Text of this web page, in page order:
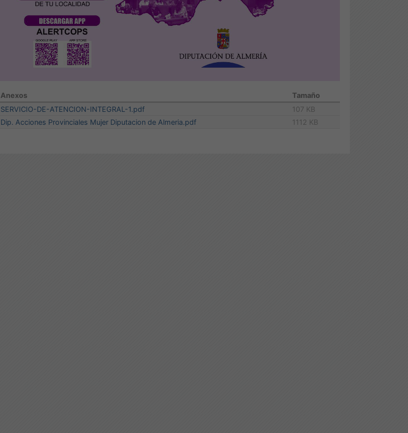
Anexos
Tamaño
SERVICIO-DE-ATENCION-INTEGRAL-1.pdf
107 KB
Dip. Acciones Provinciales Mujer Diputacion de Almeria.pdf
1112 KB